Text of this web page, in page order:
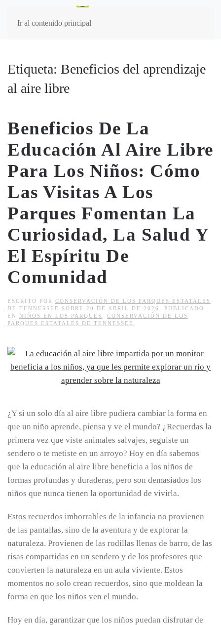
Ir al contenido principal
Etiqueta: Beneficios del aprendizaje
al aire libre
Beneficios De La
Educación Al Aire Libre
Para Los Niños: Cómo
Las Visitas A Los
Parques Fomentan La
Curiosidad, La Salud Y
El Espíritu De
Comunidad
ESCRITO POR CONSERVACIÓN DE LOS PARQUES ESTATALES
DE TENNESSEE
SOBRE 20 DE ABRIL DE 2026
. PUBLICADO
EN NIÑOS EN LOS PARQUES
CONSERVACIÓN DE LOS
PARQUES ESTATALES DE TENNESSEE
¿Y si un solo día al aire libre pudiera cambiar la forma en
que un niño aprende, piensa y ve el mundo? ¿Recuerdas la
primera vez que viste animales salvajes, seguiste un
sendero o te metiste en un arroyo? Hoy en día sabemos
que la educación al aire libre beneficia a los niños de
formas profundas y duraderas, pero son demasiados los
niños que nunca tienen la oportunidad de vivirla.
Estos recuerdos imborrables de la infancia no provienen
de las pantallas, sino de la aventura y de explorar la
naturaleza. Provienen de las rodillas llenas de barro, de las
risas compartidas en un sendero y de los profesores que
convierten la naturaleza en un aula viviente. Estos
momentos no solo crean recuerdos, sino que moldean la
forma en que los niños ven el mundo.
Hoy en día, garantizar que los niños puedan disfrutar de